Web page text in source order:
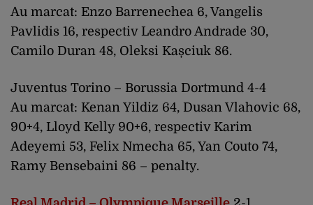
Au marcat: Enzo Barrenechea 6, Vangelis
Pavlidis 16, respectiv Leandro Andrade 30,
Camilo Duran 48, Oleksi Kașciuk 86.
Juventus Torino – Borussia Dortmund 4-4
Au marcat: Kenan Yildiz 64, Dusan Vlahovic 68,
90+4, Lloyd Kelly 90+6, respectiv Karim
Adeyemi 53, Felix Nmecha 65, Yan Couto 74,
Ramy Bensebaini 86 – penalty.